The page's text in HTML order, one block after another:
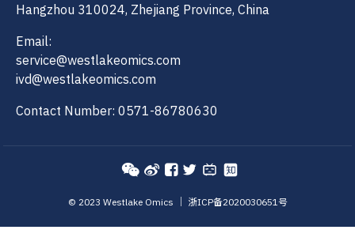
Hangzhou 310024, Zhejiang Province, China
Email:
service@westlakeomics.com
ivd@westlakeomics.com
Contact Number: 0571-86780630
©️ 2023 Westlake Omics ｜ 浙ICP备2020030651号